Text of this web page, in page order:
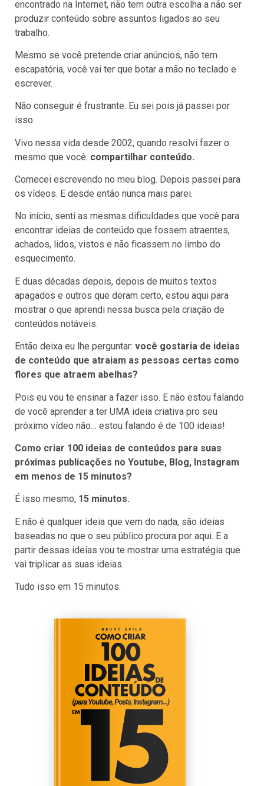
encontrado na Internet, não tem outra escolha a não ser
produzir conteúdo sobre assuntos ligados ao seu
trabalho.
Mesmo se você pretende criar anúncios, não tem
escapatória, você vai ter que botar a mão no teclado e
escrever.
Não conseguir é frustrante. Eu sei pois já passei por
isso.
Vivo nessa vida desde 2002, quando resolvi fazer o
mesmo que você: compartilhar conteúdo.
Comecei escrevendo no meu blog. Depois passei para
os vídeos. E desde então nunca mais parei.
No início, senti as mesmas dificuldades que você para
encontrar ideias de conteúdo que fossem atraentes,
achados, lidos, vistos e não ficassem no limbo do
esquecimento.
E duas décadas depois, depois de muitos textos
apagados e outros que deram certo, estou aqui para
mostrar o que aprendi nessa busca pela criação de
conteúdos notáveis.
Então deixa eu lhe perguntar: você gostaria de ideias
de conteúdo que atraiam as pessoas certas como
flores que atraem abelhas?
Pois eu vou te ensinar a fazer isso. E não estou falando
de você aprender a ter UMA ideia criativa pro seu
próximo vídeo não… estou falando é de 100 ideias!
Como criar 100 ideias de conteúdos para suas
próximas publicações no Youtube, Blog, Instagram
em menos de 15 minutos?
É isso mesmo, 15 minutos.
E não é qualquer ideia que vem do nada, são ideias
baseadas no que o seu público procura por aqui. E a
partir dessas ideias vou te mostrar uma estratégia que
vai triplicar as suas ideias.
Tudo isso em 15 minutos.